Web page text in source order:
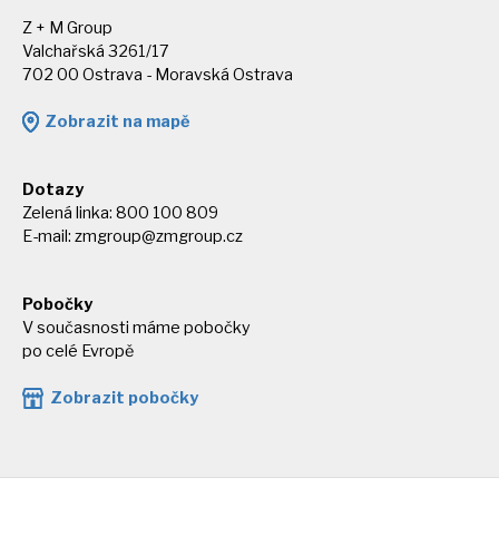
Z + M Group
Valchařská 3261/17
702 00 Ostrava - Moravská Ostrava
Zobrazit na mapě
Dotazy
Zelená linka: 800 100 809
E-mail: zmgroup@zmgroup.cz
Pobočky
V současnosti máme pobočky
po celé Evropě
Zobrazit pobočky